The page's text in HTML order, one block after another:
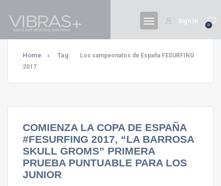
0
Sign In
Home Tag:
Los campeonatos de España FESURFING
2017
COMIENZA LA COPA DE ESPAÑA
#FESURFING 2017, “LA BARROSA
SKULL GROMS” PRIMERA
PRUEBA PUNTUABLE PARA LOS
JUNIOR